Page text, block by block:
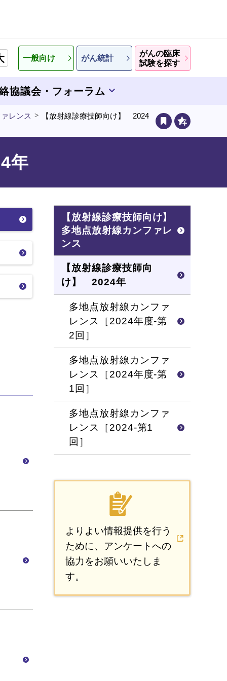
一般向け がん統計
がんの臨床
試験を探す
協議会・フォーラム
レンス 【放射線診療技師向け】 2024
年
【放射線診療技師向け】
多地点放射線カンファレ
ンス
【放射線診療技師向
け】 2024年
多地点放射線カンファ
レンス［2024年度-第
2回］
多地点放射線カンファ
レンス［2024年度-第
1回］
多地点放射線カンファ
レンス［2024-第1
回］
よりよい情報提供を行う
ために、アンケートへの
協力をお願いいたしま
す。